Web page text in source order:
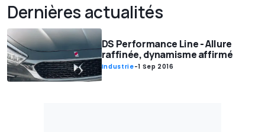
Dernières actualités
DS Performance Line - Allure
raffinée, dynamisme affirmé
Industrie-1 Sep 2016